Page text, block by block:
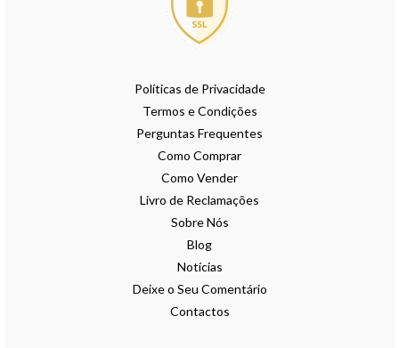
Políticas de Privacidade
Termos e Condições
Perguntas Frequentes
Como Comprar
Como Vender
Livro de Reclamações
Sobre Nós
Blog
Notícias
Deixe o Seu Comentário
Contactos